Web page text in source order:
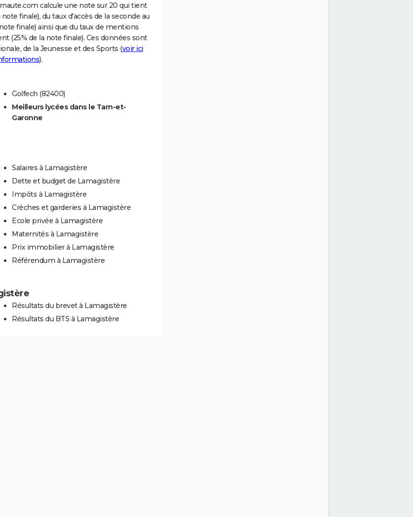
calcule une note sur 20 qui tient
finale), du taux d'accès de la seconde au
finale) ainsi que du taux de mentions
(25% de la note finale). Ces données sont
de la Jeunesse et des Sports (voir ici
).
Golfech (82400)
Meilleurs lycées dans le Tarn-et-
Garonne
Salaires à Lamagistère
Dette et budget de Lamagistère
Impôts à Lamagistère
Crèches et garderies à Lamagistère
Ecole privée à Lamagistère
Maternités à Lamagistère
Prix immobilier à Lamagistère
Référendum à Lamagistère
Résultats du brevet à Lamagistère
Résultats du BTS à Lamagistère